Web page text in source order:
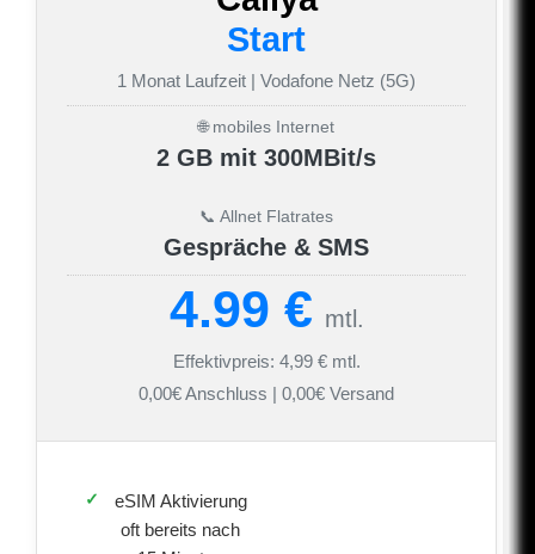
Start
1 Monat Laufzeit | Vodafone Netz (5G)
🌐 mobiles Internet
2 GB mit 300MBit/s
📞 Allnet Flatrates
Gespräche & SMS
4.99 € mtl.
Effektivpreis: 4,99 € mtl.
0,00€ Anschluss | 0,00€ Versand
eSIM Aktivierung
oft bereits nach